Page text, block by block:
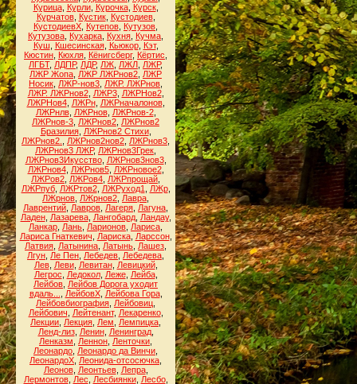
Курица, Курли, Курочка, Курск,
Курчатов, Кустик, Кустодиев,
КустодиевХ Кутепов Кутузов
Кутузова Кухарка Кухня Кучма
Куш
Кшесинская, Кьюкор, Кэт,
Кюстин Кюхля Кёнигсберг, Кёртис
ЛГБТ, ЛДПР, ЛДР, ЛЖ ЛЖЛ ЛЖР,
ЛЖР Жопа ЛЖР ЛЖРнов2 ЛЖР
Носик ЛЖР-нов3 ЛЖР. ЛЖРнов
ЛЖР. ЛЖРнов2, ЛЖР3, ЛЖРНов2,
ЛЖРНов4, ЛЖРн, ЛЖРначалонов,
ЛЖРнлв, ЛЖРнов, ЛЖРнов-2,
ЛЖРнов-3 ЛЖРнов2 ЛЖРнов2
Бразилия, ЛЖРнов2 Стихи,
ЛЖРнов2.
ЛЖРнов2нов2 ЛЖРнов3
ЛЖРнов3 ЛЖР, ЛЖРнов3Грек
ЛЖРнов3Икусство, ЛЖРнов3нов3,
ЛЖРнов4, ЛЖРнов5, ЛЖРновое2,
ЛЖРов2 ЛЖРов4 ЛЖРпрощай
ЛЖРпуб, ЛЖРтов2, ЛЖРуход1 ЛЖр,
ЛЖрнов ЛЖрнов2 Лавра
Лаврентий Лавров Лагеря Лагуна
Ладен, Лазарева, Лангобард, Ландау,
Ланкар Лань Ларионов Лариса
Лариса Гнаткевич
Лариска, Ларссон,
Латвия Латынина Латынь Лашез
Лгун Ле Пен Лебедев Лебедева
Лев, Леви, Левитан, Левицкий,
Легрос
Ледокол, Леже, Лейба,
Лейбов Лейбов Дорога уходит
вдаль...
ЛейбовХ, Лейбова Гора,
Лейбовбиография Лейбовиц
Лейбович
Лейтенант, Лекаренко,
Лекции Лекция Лем Лемпицка
Ленд-лиз, Ленин, Ленинград,
Ленказм
Леннон Ленточки
Леонардо Леонардо да Винчи
ЛеонардоХ Леонида-отсосючка
Леонов, Леонтьев, Лепра,
Лермонтов, Лес Лесбиянки, Лесбо,